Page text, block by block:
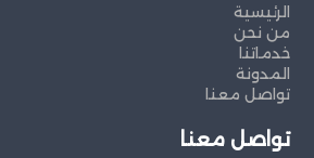
الرئيسية
من نحن
خدماتنا
المدونة
تواصل معنا
تواصل معنا